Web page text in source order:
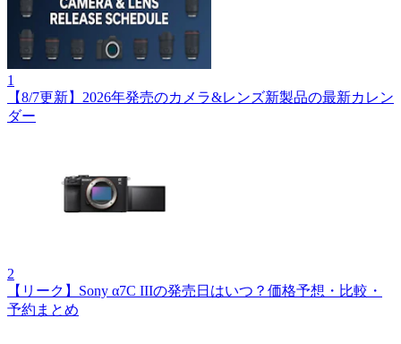
1
【8/7更新】2026年発売のカメラ&レンズ新製品の最新カレン
ダー
2
【リーク】Sony α7C IIIの発売日はいつ？価格予想・比較・
予約まとめ